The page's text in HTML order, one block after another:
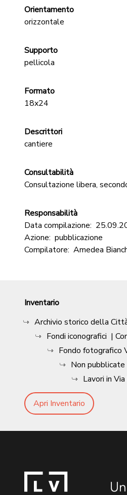
Orientamento
orizzontale
Supporto
pellicola
Formato
18x24
Descrittori
cantiere
Consultabilità
Consultazione libera,
Responsabilità
Data compilazione:
Azione: pubblicazione
Compilatore: Amedea
Inventario
Archivio storico della
Fondi iconografici |
Fondo fotografico
Non pubblicate
Lavori in
Apri Inventario